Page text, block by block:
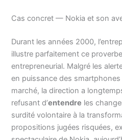
Cas concret — Nokia et son
Durant les années 2000,
illustre parfaitement ce
entrepreneurial. Malgré les
en puissance des smartphones
marché, la direction a
refusant d’entendre les
surdité volontaire à la
propositions jugées risquées,